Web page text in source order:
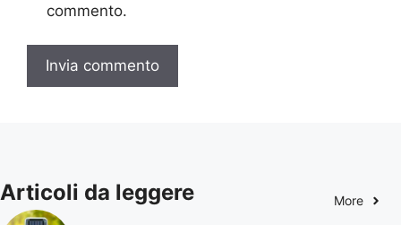
commento.
Articoli da leggere More